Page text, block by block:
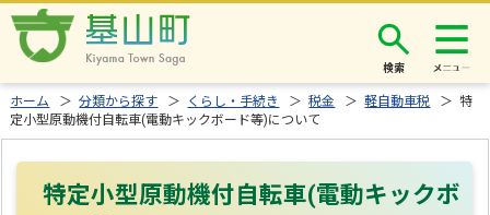
検索
ホーム ＞分類から探す ＞ くらし・手続き ＞税金 ＞軽自動車税 ＞ 特
定小型原動機付自転車(電動キックボード等)について
特定小型原動機付自転車(電動キックボ